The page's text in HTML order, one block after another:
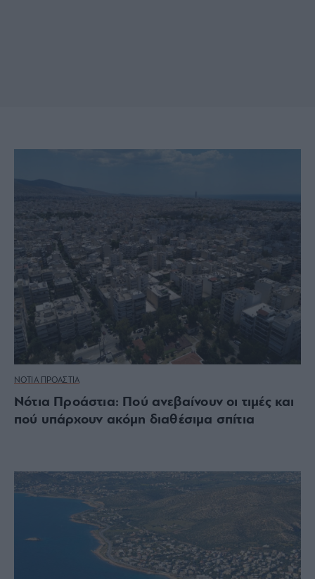
ΝΟΤΙΑ ΠΡΟΑΣΤΙΑ
Νότια Προάστια: Πού ανεβαίνουν οι τιμές και
πού υπάρχουν ακόμη διαθέσιμα σπίτια